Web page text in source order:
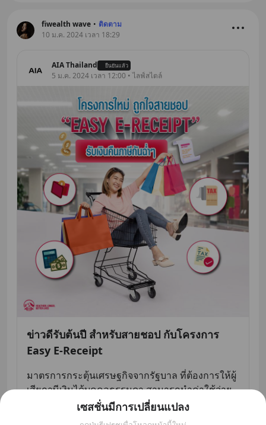
fiwealth wave • ติดตาม
10 ม.ค. 2024 เวลา 18:29
AIA Thailand ยืนยันแล้ว
5 ม.ค. 2024 เวลา 12:00 • ไลฟ์สไตล์
ข่าวดีรับต้นปี สำหรับสายชอป กับโครงการ
Easy E-Receipt
มาตรการกระตุ้นเศรษฐกิจจากรัฐบาล ที่ต้องการให้ผู้
เสียภาษีเงินได้บุคคลธรรมดา สามารถนำค่าใช้จ่าย
การซื้อสินค้าและบริการตามที่จ่ายจริง มาใช้หักลด
ดูเพิ่มเติม
เซสชั่นมีการเปลี่ยนแปลง